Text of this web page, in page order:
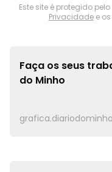
Este site é protegido
Privacidadee os
Faça os seus
do Minho